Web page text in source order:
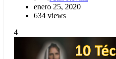
enero 25, 2020
634 views
4